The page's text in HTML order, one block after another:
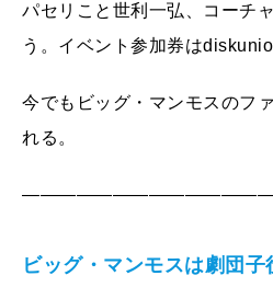
パセリこと世利一弘、コーチ
う。イベント参加券は
今でもビッグ・マンモスのフ
れる。
ビッグ・マンモスは劇団子